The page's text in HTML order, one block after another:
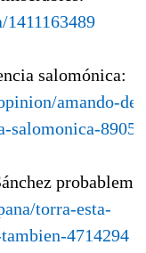
salomónica:
amando-de-
salomonica-
torra-esta-
4714294